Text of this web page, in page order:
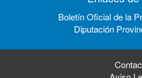
Boletín Oficial de la
Diputación